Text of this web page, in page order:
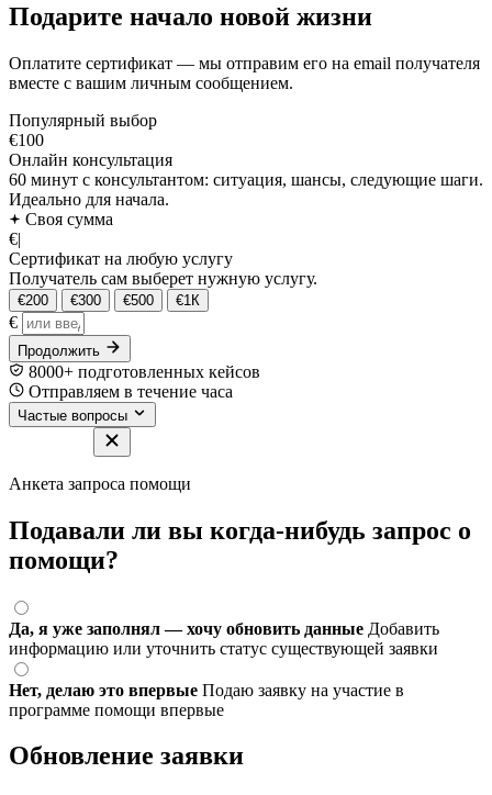
Подарите начало новой жизни
Оплатите сертификат — мы отправим его на email получателя
вместе с вашим личным сообщением.
Популярный выбор
€100
Онлайн консультация
60 минут с консультантом: ситуация, шансы, следующие шаги.
Идеально для начала.
Своя сумма
€|
Сертификат на любую услугу
Получатель сам выберет нужную услугу.
€200 €300 €500 €1К
€
Продолжить
8000+ подготовленных кейсов
Отправляем в течение часа
Частые вопросы
Анкета запроса помощи
Подавали ли вы когда-нибудь запрос о
помощи?
Да, я уже заполнял — хочу обновить данные Добавить
информацию или уточнить статус существующей заявки
Нет, делаю это впервые Подаю заявку на участие в
программе помощи впервые
Обновление заявки